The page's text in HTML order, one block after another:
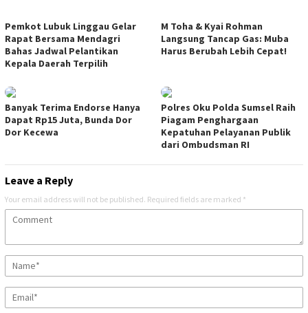
Pemkot Lubuk Linggau Gelar
Rapat Bersama Mendagri
Bahas Jadwal Pelantikan
Kepala Daerah Terpilih
M Toha & Kyai Rohman
Langsung Tancap Gas: Muba
Harus Berubah Lebih Cepat!
Banyak Terima Endorse Hanya
Dapat Rp15 Juta, Bunda Dor
Dor Kecewa
Polres Oku Polda Sumsel Raih
Piagam Penghargaan
Kepatuhan Pelayanan Publik
dari Ombudsman RI
Leave a Reply
Your email address will not be published. Required fields are marked *